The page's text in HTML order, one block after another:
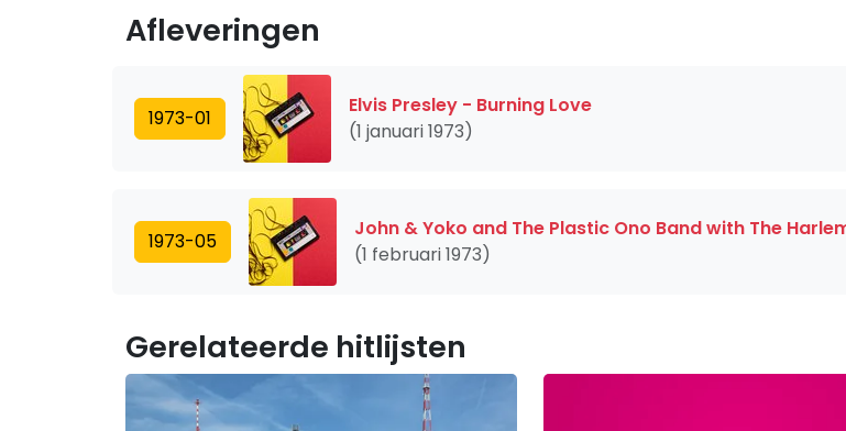
Afleveringen
1973-01
Elvis Presley - Burning Love
(1 januari 1973)
1973-05
John & Yoko and The Plastic Ono Band with The
(1 februari 1973)
Gerelateerde hitlijsten